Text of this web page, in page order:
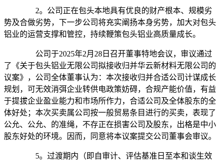
2。公司正在包头本地具有优良的财产根本、规模劣
势及合做劣势，下一步公司将充实阐扬本身劣势，加大对包头
铝业的运营支撑和管控，持续鞭策包头铝业高质量成长。
公司于2025年2月28日召开董事特地会议，审议通过
了《关于包头铝业无限公司拟接收归并华云新材料无限公司的
议案》，公司全体董事认为：本次接收归并合适公司计谋成长
规划，可无效消弭企业转供电政策妨碍，合规产能价值，有益
于提拔企业盈业能力和市场所作力，合适公司及全体股东的全
体好处；本次买卖属公司按一般贸易条目进行的买卖，表现了
公允、公允、的准绳，不存正在损害公司及股东，出格是中小
股东好处的环境。因而，同意将本议案提交公司董事会审议。
5。过渡期内（即自审计、评估基准日至本和谈生效